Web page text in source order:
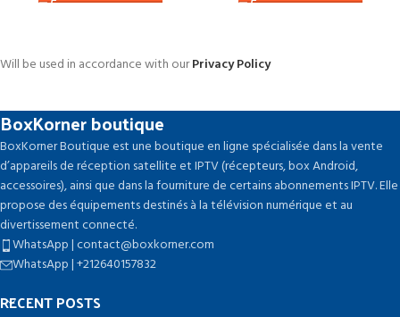
Will be used in accordance with ourPrivacy Policy
BoxKorner boutique
BoxKorner Boutique est une boutique en ligne spécialisée dans la vente
d’appareils de réception satellite et IPTV (récepteurs, box Android,
accessoires), ainsi que dans la fourniture de certains abonnements IPTV. Elle
propose des équipements destinés à la télévision numérique et au
divertissement connecté.
WhatsApp | contact@boxkorner.com
WhatsApp | +212640157832
RECENT POSTS